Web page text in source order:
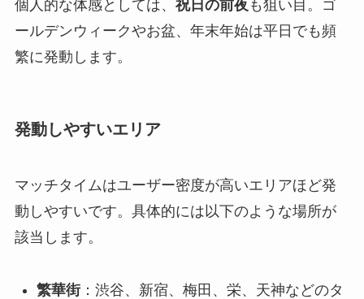
個人的な体感としては、 祝日の前夜も狙い目。ゴ
ールデンウィークやお盆、年末年始は平日でも頻
繁に発動します。
発動しやすいエリア
マッチタイムはユーザー密度が高いエリアほど発
動しやすいです。具体的には以下のような場所が
該当します。
繁華街：渋谷、新宿、梅田、栄、天神などのタ